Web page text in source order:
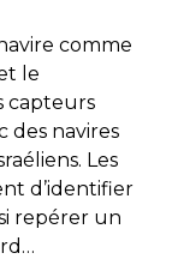
comme
le
capteurs
des navires
Les
d’identifier
repérer un